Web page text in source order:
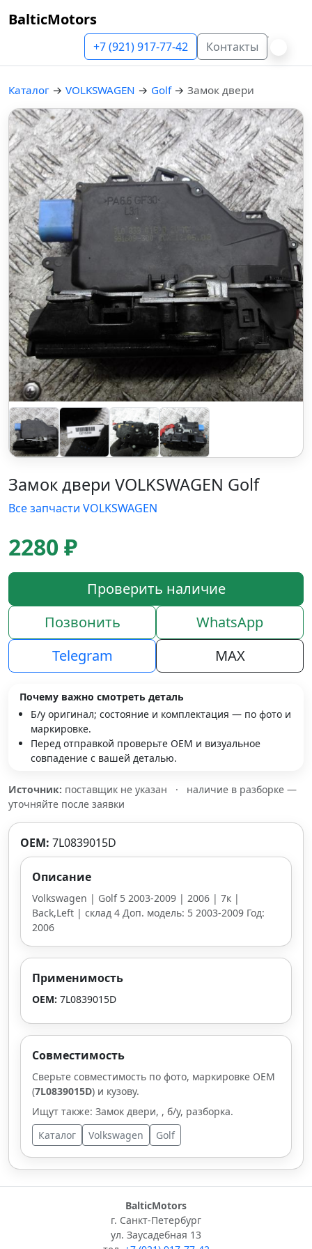
BalticMotors
+7 (921) 917-77-42 Контакты
Каталог → VOLKSWAGEN → Golf → Замок двери
Замок двери VOLKSWAGEN Golf
Все запчасти VOLKSWAGEN
2280 ₽
Проверить наличие
Позвонить
WhatsApp
Telegram
MAX
Почему важно смотреть деталь
Б/у оригинал; состояние и комплектация — по фото и
маркировке.
Перед отправкой проверьте OEM и визуальное
совпадение с вашей деталью.
Источник: поставщик не указан ·
наличие в разборке —
уточняйте после заявки
OEM: 7L0839015D
Описание
Volkswagen | Golf 5 2003-2009 | 2006 | 7к |
Back,Left | склад 4 Доп. модель: 5 2003-2009 Год:
2006
Применимость
OEM: 7L0839015D
Совместимость
Сверьте совместимость по фото, маркировке OEM
(7L0839015D) и кузову.
Ищут также: Замок двери, , б/у, разборка.
Каталог
Volkswagen Golf
BalticMotors
г. Санкт-Петербург
ул. Заусадебная 13